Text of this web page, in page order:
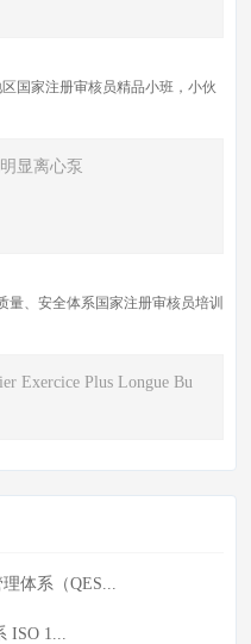
国家注册审核员精品小班，小伙
显离心泵
量、安全体系国家注册审核员培训
Exercice Plus Longue Bu
体系（QES...
ISO 1...